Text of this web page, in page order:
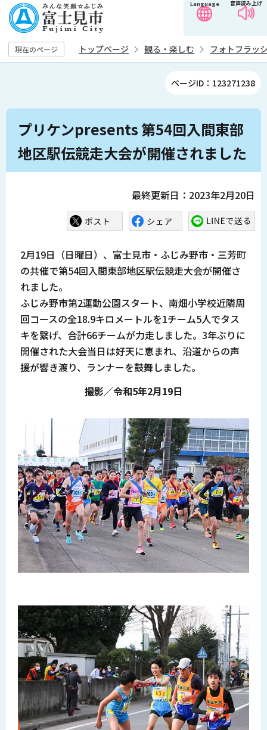
の
ペ
ー
音声読み上げ
Language
現在のページ トップページ 観る・楽しむ フォトフラッ
ページID：123271238
本
か
プリケンpresents 第54回入間東部
地区駅伝競走大会が開催されました
最終更新日：2023年2月20日
2月19日（日曜日）、富士見市・ふじみ野市・三芳町
の共催で第54回入間東部地区駅伝競走大会が開催さ
れました。
ふじみ野市第2運動公園スタート、南畑小学校近隣周
回コースの全18.9キロメートルを1チーム5人でタス
キを繋げ、合計66チームが力走しました。3年ぶりに
開催された大会当日は好天に恵まれ、沿道からの声
援が響き渡り、ランナーを鼓舞しました。
撮影／令和5年2月19日